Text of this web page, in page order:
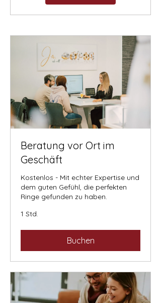
Beratung vor Ort im
Geschäft
Kostenlos - Mit echter Expertise und
dem guten Gefühl, die perfekten
Ringe gefunden zu haben.
1 Std.
Buchen